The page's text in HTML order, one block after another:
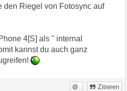
den Riegel von Fotosync auf
4[S] als " internal
kannst du auch ganz
Zitieren